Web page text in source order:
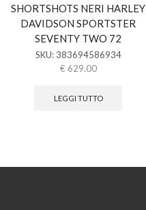
SHORTSHOTS NERI HARLEY
DAVIDSON SPORTSTER
SEVENTY TWO 72
SKU: 383694586934
€ 629.00
LEGGI TUTTO